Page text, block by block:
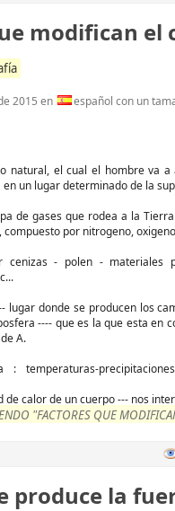
modifican el
2015 en español con un
natural, el cual el hombre va a
un lugar determinado de la
de gases que rodea a la
compuesto por nitrogeno,
cenizas - polen - materiales
lugar donde se producen los
---- que es la que esta en
A.
temperaturas-
de calor de un cuerpo --- nos
"FACTORES QUE
produce la